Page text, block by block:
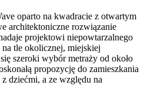
oparto na kwadracie z otwartym
architektoniczne rozwiązanie
projektowi niepowtarzalnego
tle okolicznej, miejskiej
szeroki wybór metraży od około
propozycję do zamieszkania
dziećmi, a ze względu na